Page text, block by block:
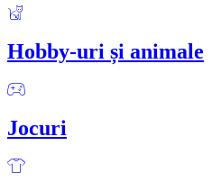
Hobby-uri și animale
Jocuri